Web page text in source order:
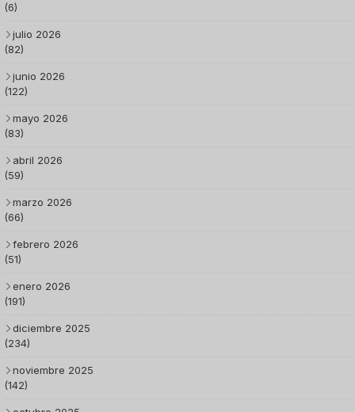
(6)
julio 2026
(82)
junio 2026
(122)
mayo 2026
(83)
abril 2026
(59)
marzo 2026
(66)
febrero 2026
(51)
enero 2026
(191)
diciembre 2025
(234)
noviembre 2025
(142)